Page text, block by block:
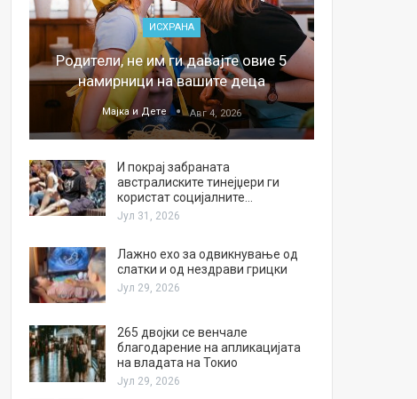
ИСХРАНА
Родители, не им ги давајте овие 5
намирници на вашите деца
Мајка и Дете Авг 4, 2026
И покрај забраната
австралиските тинејџери ги
користат социјалните…
Јул 31, 2026
Лажно ехо за одвикнување од
слатки и од нездрави грицки
Јул 29, 2026
265 двојки се венчале
благодарение на апликацијата
на владата на Токио
Јул 29, 2026